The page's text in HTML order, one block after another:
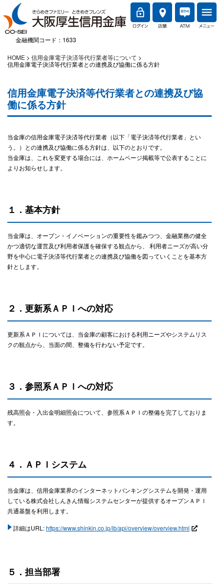
金融機関コード：1633
HOME
信用金庫電子決済等代行業者等について
信用金庫電子決済等代行業者との連携及び協働に係る方針
信用金庫電子決済等代行業者との連携及び協
働に係る方針
当金庫の信用金庫電子決済等代行業者（以下「電子決済等代行業者」とい
う。）との連携及び協働に係る方針は、以下のとおりです。
当金庫は、これを変更する場合には、ホームページ掲載等で公表することに
よりお知らせします。
１．基本方針
当金庫は、オープン・イノベーションの重要性を鑑みつつ、金融業務の健全
かつ適切な運営及び利用者保護を確保する観点から、 利用者ニーズが高い分
野を中心に電子決済等代行業者との連携及び協働を図っていくことを基本方
針とします。
２．更新系ＡＰＩへの対応
更新系ＡＰＩについては、当金庫の顧客における利用ニーズやシステムリス
クの観点から、当面の間、整備を行わない予定です。
３．参照系ＡＰＩへの対応
残高照会・入出金明細照会について、参照系ＡＰＩの整備を完了しておりま
す。
４．ＡＰＩシステム
当金庫は、信用金庫業界のインターネットバンキングシステムを開発・運用
している株式会社しんきん情報システムセンターが提供するオープンＡＰＩ
共通基盤を利用します。
詳細はURL:https://www.shinkin.co.jp/ib/api/overview/overview.html
５．担当部署